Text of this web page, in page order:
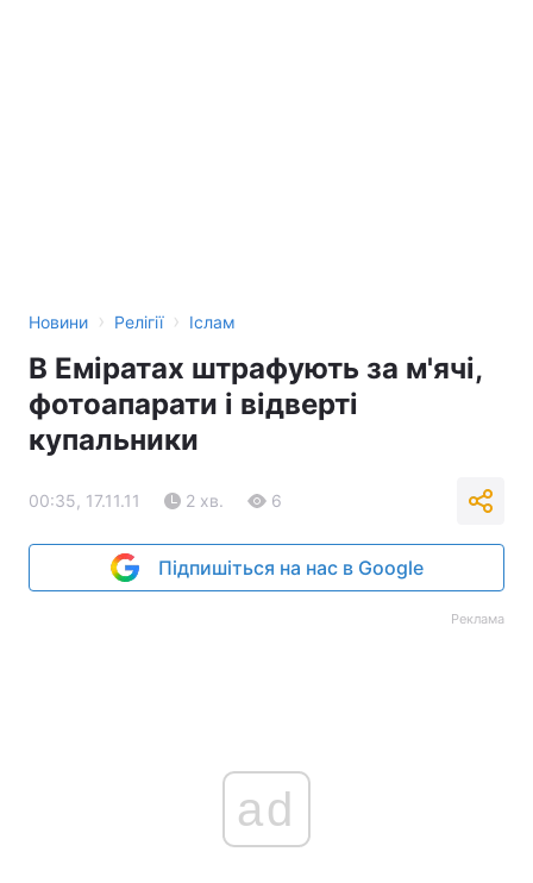
Новини › Релігії › Іслам
В Еміратах штрафують за м'ячі,
фотоапарати і відверті
купальники
00:35, 17.11.11 2 хв. 6
Підпишіться на нас в Google
Реклама
ad